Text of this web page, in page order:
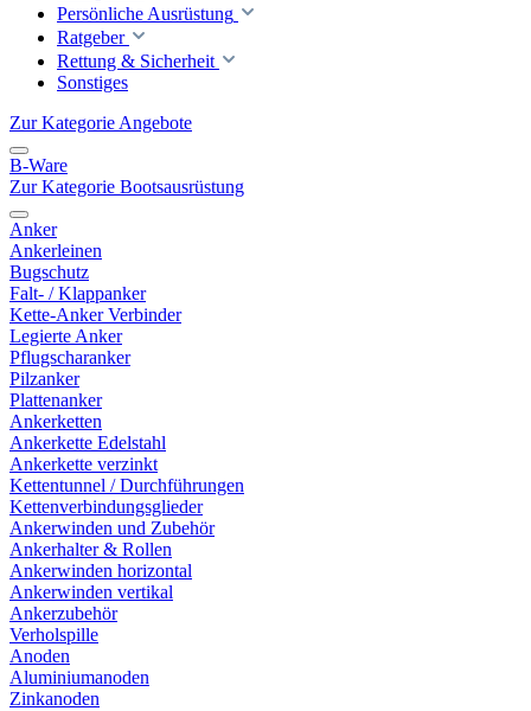
Persönliche Ausrüstung
Ratgeber
Rettung & Sicherheit
Sonstiges
Zur Kategorie Angebote
B-Ware
Zur Kategorie Bootsausrüstung
Anker
Ankerleinen
Bugschutz
Falt- / Klappanker
Kette-Anker Verbinder
Legierte Anker
Pflugscharanker
Pilzanker
Plattenanker
Ankerketten
Ankerkette Edelstahl
Ankerkette verzinkt
Kettentunnel / Durchführungen
Kettenverbindungsglieder
Ankerwinden und Zubehör
Ankerhalter & Rollen
Ankerwinden horizontal
Ankerwinden vertikal
Ankerzubehör
Verholspille
Anoden
Aluminiumanoden
Zinkanoden